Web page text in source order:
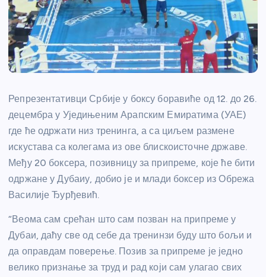
Репрезентативци Србије у боксу боравиће од 12. до 26.
децембра у Уједињеним Арапским Емиратима (УАЕ)
где ће одржати низ тренинга, а са циљем размене
искустава са колегама из ове блискоисточне државе.
Међу 20 боксера, позивницу за припреме, које ће бити
одржане у Дубаиу, добио је и млади боксер из Обрежа
Василије Ђурђевић.
“Веома сам срећан што сам позван на припреме у
Дубаи, даћу све од себе да тренинзи буду што бољи и
да оправдам поверење. Позив за припреме је једно
велико признање за труд и рад који сам улагао свих